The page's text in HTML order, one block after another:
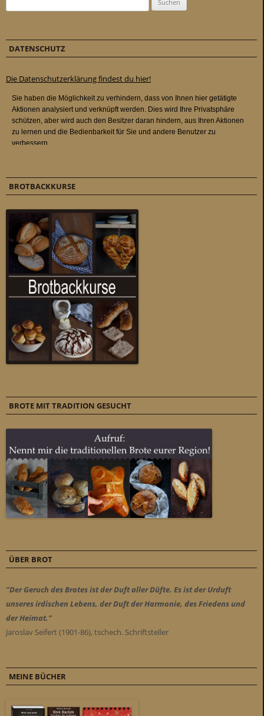
DATENSCHUTZ
Die Datenschutzerklärung findest du hier!
BROTBACKKURSE
BROTE MIT TRADITION GESUCHT
ÜBER BROT
"Der Geruch des Brotes ist der Duft aller Düfte. Es ist der Urduft
unseres irdischen Lebens, der Duft der Harmonie, des Friedens und
der Heimat."
Jaroslav Seifert (1901-86), tschech. Schriftsteller
MEINE BÜCHER